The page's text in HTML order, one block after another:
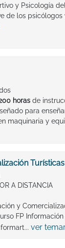
y Psicología
de los
horas de
para
maquinaria y
A DISTANCIA
y
FP
ver